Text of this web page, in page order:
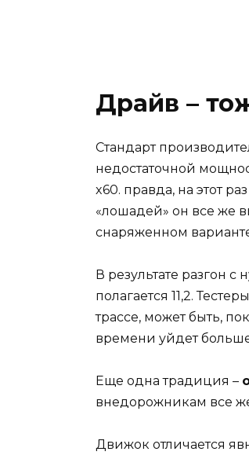
Драйв –
Стандарт
недостаточной
x60. правда, на этот
«лошадей» он все же
снаряженном
В результате разгон с
полагается 11,2.
трассе, может быть,
времени уйдет
Еще одна традиция –
внедорожникам все
Движок отличается